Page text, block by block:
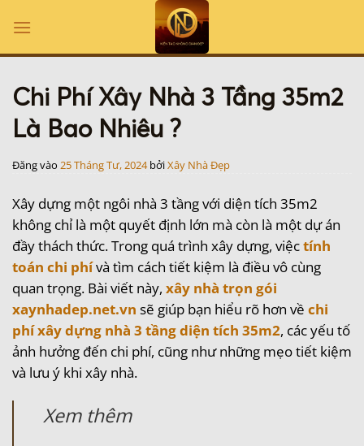
qua
nội
Chi Phí Xây Nhà 3 Tầng 35m2
Là Bao Nhiêu ?
Đăng vào 25 Tháng Tư, 2024 bởiXây Nhà Đẹp
Xây dựng một ngôi nhà 3 tầng với diện tích 35m2
không chỉ là một quyết định lớn mà còn là một dự án
đầy thách thức. Trong quá trình xây dựng, việctính
toán chi phívà tìm cách tiết kiệm là điều vô cùng
quan trọng. Bài viết này, xây nhà trọn gói
xaynhadep.net.vn sẽ giúp bạn hiểu rõ hơn về chi
phí xây dựng nhà 3 tầng diện tích 35m2, các yếu tố
ảnh hưởng đến chi phí, cũng như những mẹo tiết kiệm
và lưu ý khi xây nhà.
Xem thêm